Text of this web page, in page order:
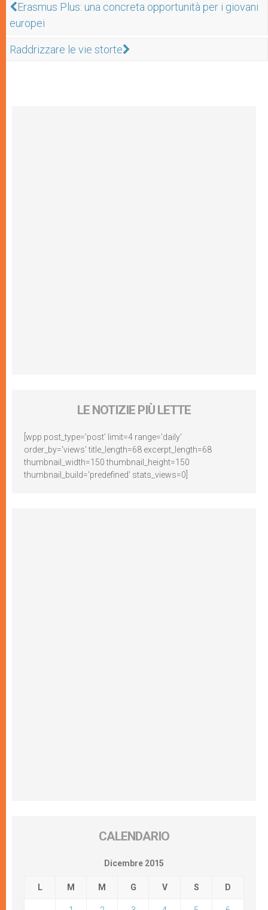
Erasmus Plus: una concreta opportunità per i giovani
europei
Raddrizzare le vie storte
LE NOTIZIE PIÙ LETTE
[wpp post_type='post' limit=4 range='daily'
order_by='views' title_length=68 excerpt_length=68
thumbnail_width=150 thumbnail_height=150
thumbnail_build='predefined' stats_views=0]
CALENDARIO
Dicembre 2015
L M M G V S D